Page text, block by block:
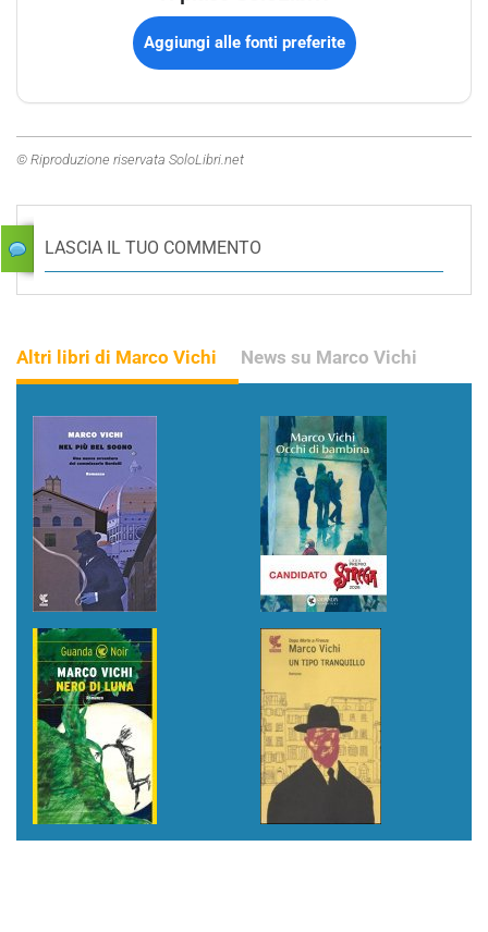
Aggiungi alle fonti preferite
© Riproduzione riservata SoloLibri.net
LASCIA IL TUO COMMENTO
Altri libri di Marco Vichi News su Marco Vichi